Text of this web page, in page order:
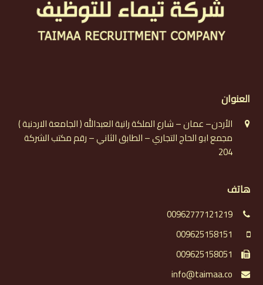
العنوان
الأردن– عمان – شارع الملكة رانية العبدالله ( الجامعة الاردنية )
مجمع ابو الحاج التجاري – الطابق الثاني – رقم مكتب الشركة
204
هاتف
00962777121219
009625158151
009625158051
info@taimaa.co